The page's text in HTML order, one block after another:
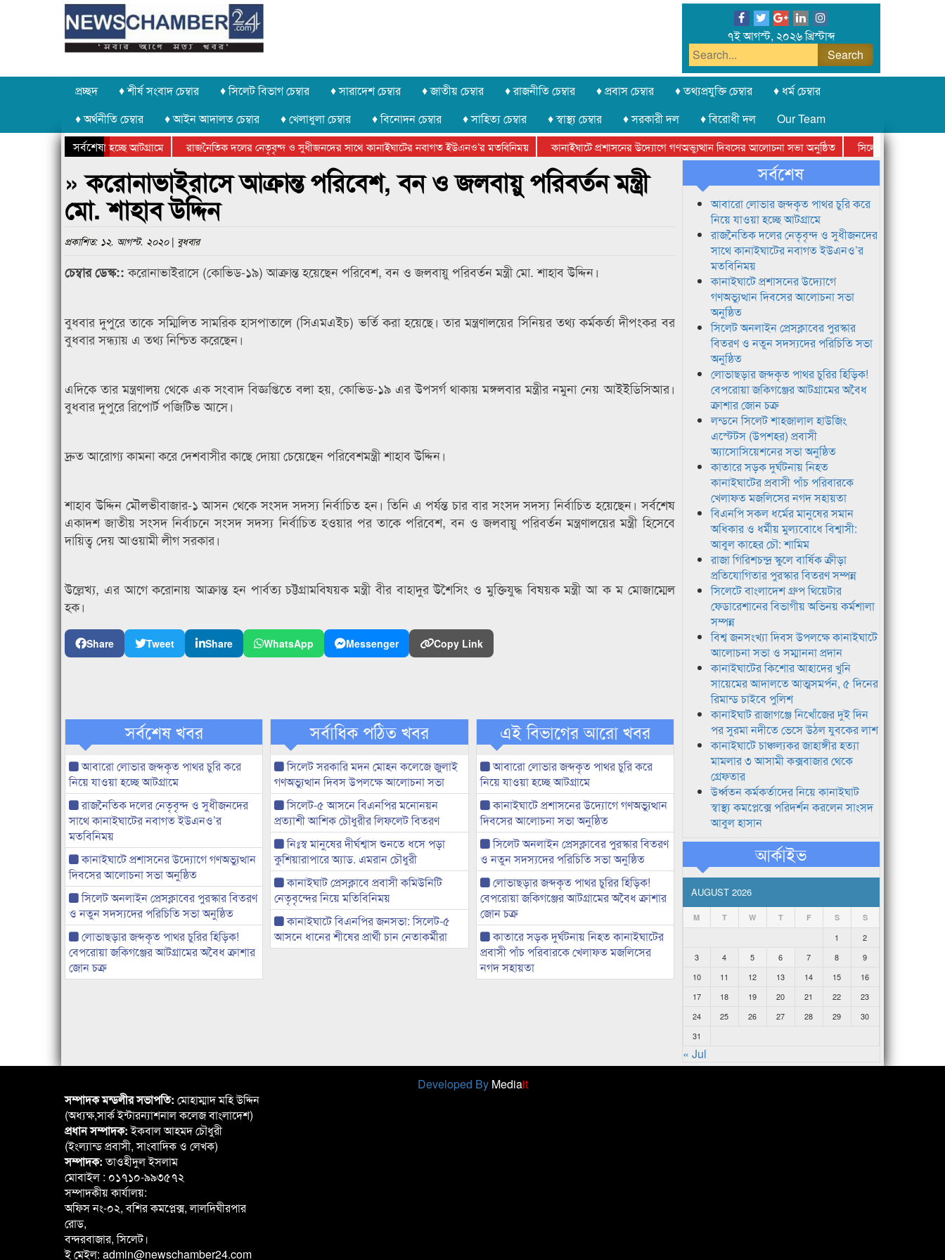
৭ই আগস্ট, ২০২৬ খ্রিস্টাব্দ
প্রচ্ছদ ♦ শীর্ষ সংবাদ চেম্বার ♦ সিলেট বিভাগ চেম্বার ♦ সারাদেশ চেম্বার ♦ জাতীয় চেম্বার ♦ রাজনীতি চেম্বার ♦ প্রবাস চেম্বার ♦ তথ্যপ্রযুক্তি চেম্বার
♦ ধর্ম চেম্বার
♦ অর্থনীতি চেম্বার
♦ আইন আদালত চেম্বার ♦ খেলাধুলা চেম্বার ♦ বিনোদন চেম্বার ♦ সাহিত্য চেম্বার ♦ স্বাস্থ্য চেম্বার ♦ সরকারী দল ♦ বিরোধী দল
Our Team
সর্বশেষ
করে নিয়ে যাওয়া হচ্ছে আটগ্রামে রাজনৈতিক দলের নেতৃবৃন্দ ও সুধীজনদের সাথে কানাইঘাটের নবাগত ইউএনও’র মতবিনিময় কানাইঘাটে প্রশাসনের উদ্যোগে গণঅভ্যুত্থান দিবসের আলোচনা সভা অনুষ্ঠিত
সিলেট অনলাইন
প্রতিযোগিতার পুরস্কার বিতরণ সম্পন্ন
সিলেটে বাংলাদেশ গ্রুপ থিয়েটার ফেডারেশানের বিভাগীয় অভিনয় কর্মশালা সম্পন্ন
» করোনাভাইরাসে আক্রান্ত পরিবেশ, বন ও জলবায়ু পরিবর্তন মন্ত্রী
মো. শাহাব উদ্দিন
প্রকাশিত: ১২. আগস্ট. ২০২০ | বুধবার
চেম্বার ডেস্ক::করোনাভাইরাসে (কোভিড-১৯) আক্রান্ত হয়েছেন পরিবেশ, বন ও জলবায়ু পরিবর্তন মন্ত্রী মো. শাহাব উদ্দিন।
বুধবার দুপুরে তাকে সম্মিলিত সামরিক হাসপাতালে (সিএমএইচ) ভর্তি করা হয়েছে। তার মন্ত্রণালয়ের সিনিয়র তথ্য কর্মকর্তা দীপংকর বর
বুধবার সন্ধ্যায় এ তথ্য নিশ্চিত করেছেন।
এদিকে তার মন্ত্রণালয় থেকে এক সংবাদ বিজ্ঞপ্তিতে বলা হয়, কোভিড-১৯ এর উপসর্গ থাকায় মঙ্গলবার মন্ত্রীর নমুনা নেয় আইইডিসিআর।
বুধবার দুপুরে রিপোর্ট পজিটিভ আসে।
দ্রুত আরোগ্য কামনা করে দেশবাসীর কাছে দোয়া চেয়েছেন পরিবেশমন্ত্রী শাহাব উদ্দিন।
শাহাব উদ্দিন মৌলভীবাজার-১ আসন থেকে সংসদ সদস্য নির্বাচিত হন। তিনি এ পর্যন্ত চার বার সংসদ সদস্য নির্বাচিত হয়েছেন। সর্বশেষ
একাদশ জাতীয় সংসদ নির্বাচনে সংসদ সদস্য নির্বাচিত হওয়ার পর তাকে পরিবেশ, বন ও জলবায়ু পরিবর্তন মন্ত্রণালয়ের মন্ত্রী হিসেবে
দায়িত্ব দেয় আওয়ামী লীগ সরকার।
উল্লেখ্য, এর আগে করোনায় আক্রান্ত হন পার্বত্য চট্টগ্রামবিষয়ক মন্ত্রী বীর বাহাদুর উশৈসিং ও মুক্তিযুদ্ধ বিষয়ক মন্ত্রী আ ক ম মোজাম্মেল
হক।
Share Tweet Share WhatsApp Messenger Copy Link
সর্বশেষ খবর
আবারো লোভার জব্দকৃত পাথর চুরি করে
নিয়ে যাওয়া হচ্ছে আটগ্রামে
রাজনৈতিক দলের নেতৃবৃন্দ ও সুধীজনদের
সাথে কানাইঘাটের নবাগত ইউএনও’র
মতবিনিময়
কানাইঘাটে প্রশাসনের উদ্যোগে গণঅভ্যুত্থান
দিবসের আলোচনা সভা অনুষ্ঠিত
সিলেট অনলাইন প্রেসক্লাবের পুরস্কার বিতরণ
ও নতুন সদস্যদের পরিচিতি সভা অনুষ্ঠিত
লোভাছড়ার জব্দকৃত পাথর চুরির হিড়িক!
বেপরোয়া জকিগঞ্জের আটগ্রামের অবৈধ ক্রাশার
জোন চক্র
সর্বাধিক পঠিত খবর
সিলেট সরকারি মদন মোহন কলেজে জুলাই
গণঅভ্যুত্থান দিবস উপলক্ষে আলোচনা সভা
সিলেট-৫ আসনে বিএনপির মনোনয়ন
প্রত্যাশী আশিক চৌধুরীর লিফলেট বিতরণ
নিঃস্ব মানুষের দীর্ঘশ্বাস শুনতে ধসে পড়া
কুশিয়ারাপারে অ্যাড. এমরান চৌধুরী
কানাইঘাট প্রেসক্লাবে প্রবাসী কমিউনিটি
নেতৃবৃন্দের নিয়ে মতিবিনিময়
কানাইঘাটে বিএনপির জনসভা: সিলেট-৫
আসনে ধানের শীষের প্রার্থী চান নেতাকর্মীরা
এই বিভাগের আরো খবর
আবারো লোভার জব্দকৃত পাথর চুরি করে
নিয়ে যাওয়া হচ্ছে আটগ্রামে
কানাইঘাটে প্রশাসনের উদ্যোগে গণঅভ্যুত্থান
দিবসের আলোচনা সভা অনুষ্ঠিত
সিলেট অনলাইন প্রেসক্লাবের পুরস্কার বিতরণ
ও নতুন সদস্যদের পরিচিতি সভা অনুষ্ঠিত
লোভাছড়ার জব্দকৃত পাথর চুরির হিড়িক!
বেপরোয়া জকিগঞ্জের আটগ্রামের অবৈধ ক্রাশার
জোন চক্র
কাতারে সড়ক দুর্ঘটনায় নিহত কানাইঘাটের
প্রবাসী পাঁচ পরিবারকে খেলাফত মজলিসের
নগদ সহায়তা
সর্বশেষ
আবারো লোভার জব্দকৃত পাথর চুরি করে
নিয়ে যাওয়া হচ্ছে আটগ্রামে
রাজনৈতিক দলের নেতৃবৃন্দ ও সুধীজনদের
সাথে কানাইঘাটের নবাগত ইউএনও’র
মতবিনিময়
কানাইঘাটে প্রশাসনের উদ্যোগে
গণঅভ্যুত্থান দিবসের আলোচনা সভা
অনুষ্ঠিত
সিলেট অনলাইন প্রেসক্লাবের পুরস্কার
বিতরণ ও নতুন সদস্যদের পরিচিতি সভা
অনুষ্ঠিত
লোভাছড়ার জব্দকৃত পাথর চুরির হিড়িক!
বেপরোয়া জকিগঞ্জের আটগ্রামের অবৈধ
ক্রাশার জোন চক্র
লন্ডনে সিলেট শাহজালাল হাউজিং
এস্টেটস (উপশহর) প্রবাসী
অ্যাসোসিয়েশনের সভা অনুষ্ঠিত
কাতারে সড়ক দুর্ঘটনায় নিহত
কানাইঘাটের প্রবাসী পাঁচ পরিবারকে
খেলাফত মজলিসের নগদ সহায়তা
বিএনপি সকল ধর্মের মানুষের সমান
অধিকার ও ধর্মীয় মুল্যবোধে বিশ্বাসী:
আবুল কাহের চৌ: শামিম
রাজা গিরিশচন্দ্র স্কুলে বার্ষিক ক্রীড়া
প্রতিযোগিতার পুরস্কার বিতরণ সম্পন্ন
সিলেটে বাংলাদেশ গ্রুপ থিয়েটার
ফেডারেশানের বিভাগীয় অভিনয় কর্মশালা
সম্পন্ন
বিশ্ব জনসংখ্যা দিবস উপলক্ষে কানাইঘাটে
আলোচনা সভা ও সম্মাননা প্রদান
কানাইঘাটের কিশোর আহাদের খুনি
সায়েমের আদালতে আত্মসমর্পন, ৫ দিনের
রিমান্ড চাইবে পুলিশ
কানাইঘাট রাজাগঞ্জে নিখোঁজের দুই দিন
পর সুরমা নদীতে ভেসে উঠল যুবকের লাশ
কানাইঘাটে চাঞ্চল্যকর জাহাঙ্গীর হত্যা
মামলার ৩ আসামী কক্সবাজার থেকে
গ্রেফতার
উর্ধ্বতন কর্মকর্তাদের নিয়ে কানাইঘাট
স্বাস্থ্য কমপ্লেক্সে পরিদর্শন করলেন সাংসদ
আবুল হাসান
আর্কাইভ
AUGUST 2026
M T W T F S S
1
2
3
4 5 6 7 8
9
10
11 12 13 14 15
16
17
18 19 20 21 22
23
24
25 26 27 28 29
30
31
« Jul
Developed By Mediait
সম্পাদক মন্ডলীর সভাপতি: মোহাম্মাদ মহি উদ্দিন
(অধ্যক্ষ,সার্ক ইন্টারন্যাশনাল কলেজ বাংলাদেশ)
প্রধান সম্পাদক:ইকবাল আহমদ চৌধুরী
(ইংল্যান্ড প্রবাসী, সাংবাদিক ও লেখক)
সম্পাদক:তাওহীদুল ইসলাম
মোবাইল : ০১৭১০-৯৯৩৫৭২
সম্পাদকীয় কার্যালয়:
অফিস নং-০২, বশির কমপ্লেক্স, লালদিঘীরপার
রোড,
বন্দরবাজার, সিলেট।
ই মেইল: admin@newschamber24.com